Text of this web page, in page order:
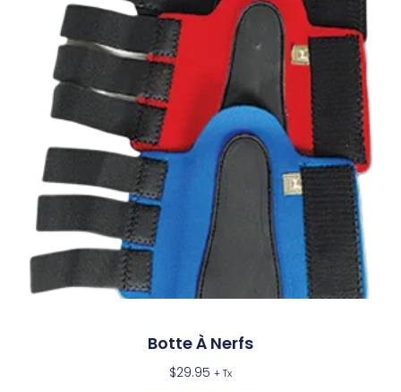
Botte À Nerfs
$29.95 + Tx